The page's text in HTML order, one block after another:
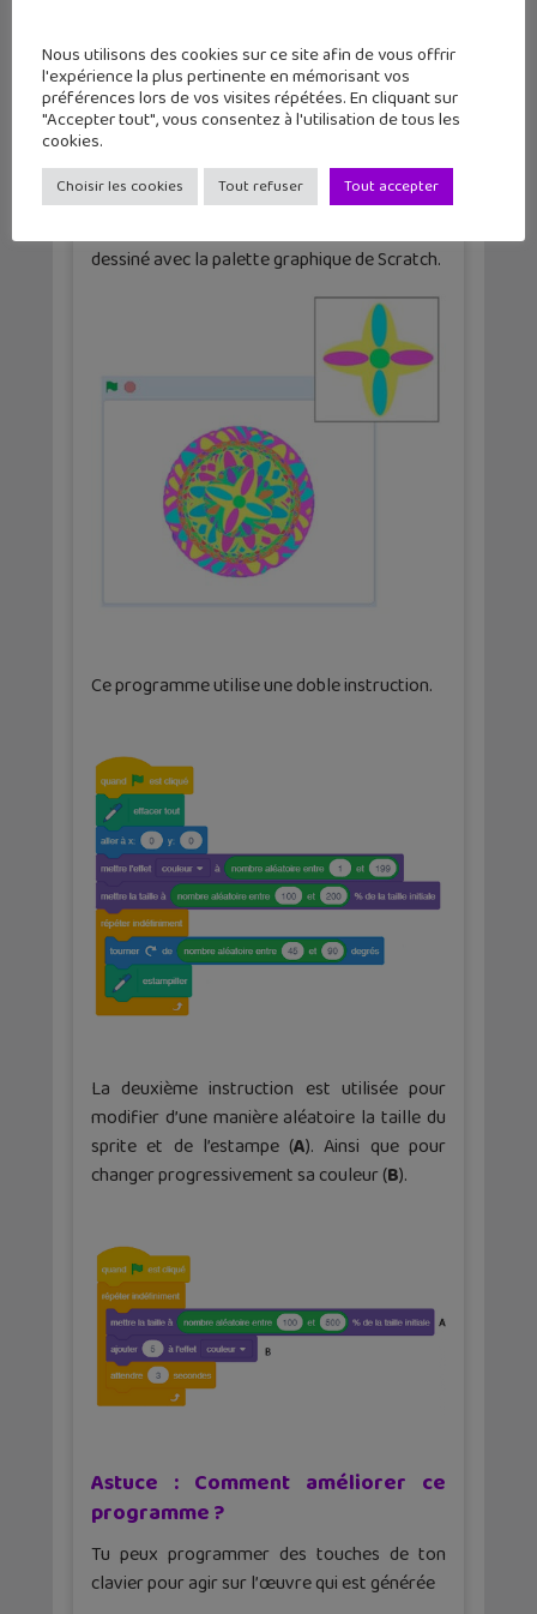
4
Troisième projet
Ce troisième exemple va te permettre de
dessiné avec la palette graphique de Scratch.
Ce programme utilise une doble instruction.
La deuxième instruction est utilisée pour
modifier d’une manière aléatoire la taille du
sprite et de l’estampe (A). Ainsi que pour
changer progressivement sa couleur (B).
Astuce : Comment améliorer ce
programme ?
Tu peux programmer des touches de ton
clavier pour agir sur l’œuvre qui est générée
Nous utilisons des cookies sur ce site afin de vous offrir
l'expérience la plus pertinente en mémorisant vos
préférences lors de vos visites répétées. En cliquant sur
"Accepter tout", vous consentez à l'utilisation de tous les
cookies.
Choisir les cookies Tout refuser Tout accepter